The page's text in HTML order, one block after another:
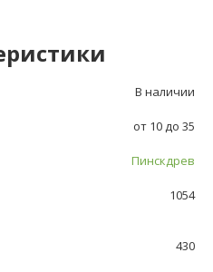
В наличии
от 10 до 35
Пинскдрев
1054
430